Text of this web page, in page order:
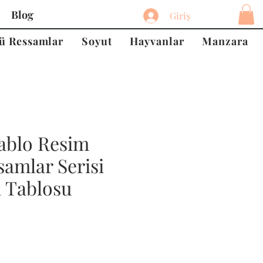
Giriş
Blog
Ressamlar Soyut Hayvanlar Manzara
Resim
Serisi
Tablosu